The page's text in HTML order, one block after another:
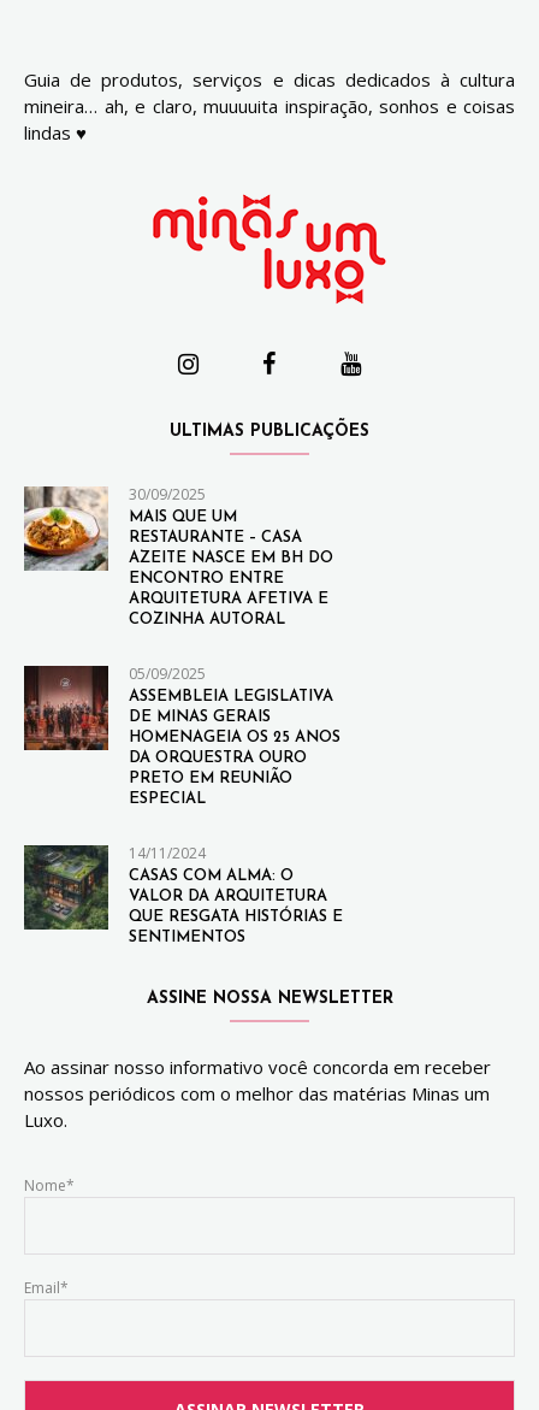
Guia de produtos, serviços e dicas dedicados à cultura
mineira… ah, e claro, muuuuita inspiração, sonhos e coisas
lindas ♥
ULTIMAS PUBLICAÇÕES
30/09/2025
MAIS QUE UM
RESTAURANTE – CASA
AZEITE NASCE EM BH DO
ENCONTRO ENTRE
ARQUITETURA AFETIVA E
COZINHA AUTORAL
05/09/2025
ASSEMBLEIA LEGISLATIVA
DE MINAS GERAIS
HOMENAGEIA OS 25 ANOS
DA ORQUESTRA OURO
PRETO EM REUNIÃO
ESPECIAL
14/11/2024
CASAS COM ALMA: O
VALOR DA ARQUITETURA
QUE RESGATA HISTÓRIAS E
SENTIMENTOS
ASSINE NOSSA NEWSLETTER
Ao assinar nosso informativo você concorda em receber
nossos periódicos com o melhor das matérias Minas um
Luxo.
Nome*
Email*